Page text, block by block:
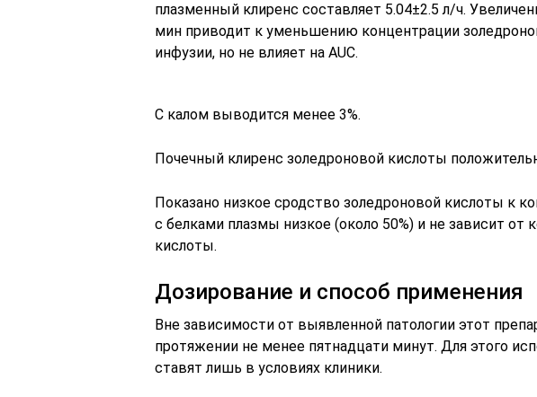
плазменный клиренс составляет 5.04±2.5 л/ч.
мин приводит к уменьшению концентрации
инфузии, но не влияет на AUC.
С калом выводится менее 3%.
Почечный клиренс золедроновой кислоты
Показано низкое сродство золедроновой кислоты к
с белками плазмы низкое (около 50%) и не зависит от
кислоты.
Дозирование и способ применения
Вне зависимости от выявленной патологии этот
протяжении не менее пятнадцати минут. Для этого
ставят лишь в условиях клиники.